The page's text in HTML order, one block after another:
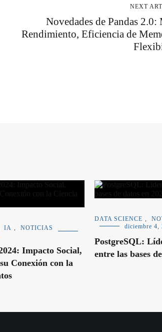
NEXT
Novedades de Pandas 2.0:
Rendimiento, Eficiencia de
IA ,
NOTICIAS
Impacto Social,
Conexión con la
DATA SCIENCE ,
diciembre 4,
PostgreSQL:
entre las bases